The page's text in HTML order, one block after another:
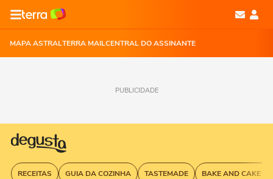
MAPA ASTRALTERRA MAILCENTRAL DO ASSINANTE
PUBLICIDADE
RECEITAS GUIA DA COZINHA TASTEMADE BAKE AND CAKE